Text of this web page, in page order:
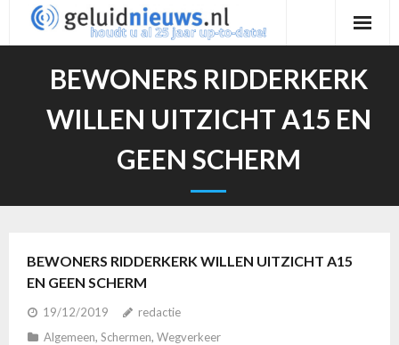
BEWONERS RIDDERKERK
WILLEN UITZICHT A15 EN
GEEN SCHERM
BEWONERS RIDDERKERK WILLEN UITZICHT A15
EN GEEN SCHERM
19/12/2019
redactie
Algemeen, Schermen, Wegverkeer